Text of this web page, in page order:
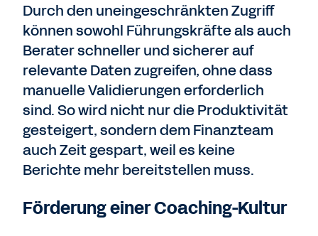
Durch den uneingeschränkten Zugriff
können sowohl Führungskräfte als auch
Berater schneller und sicherer auf
relevante Daten zugreifen, ohne dass
manuelle Validierungen erforderlich
sind. So wird nicht nur die Produktivität
gesteigert, sondern dem Finanzteam
auch Zeit gespart, weil es keine
Berichte mehr bereitstellen muss.
Förderung einer Coaching-Kultur